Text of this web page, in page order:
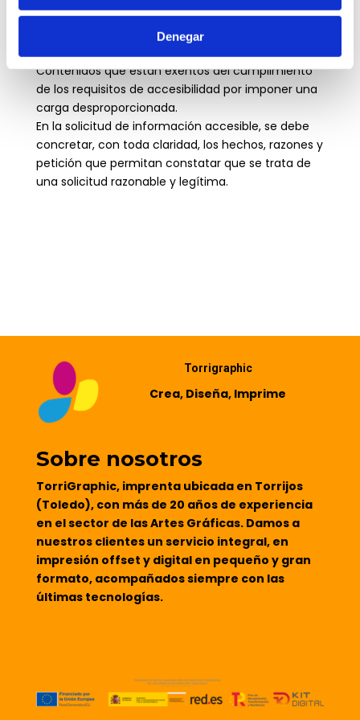
Denegar
Contenidos que están excluidos del ámbito de
aplicación del RD 1112/2018 según lo establecido por
el artículo 3, apartado 4.
Contenidos que están exentos del cumplimiento
de los requisitos de accesibilidad por imponer una
carga desproporcionada.
En la solicitud de información accesible, se debe
concretar, con toda claridad, los hechos, razones y
petición que permitan constatar que se trata de
una solicitud razonable y legítima.
Torrigraphic
Crea, Diseña, Imprime
Sobre nosotros
TorriGraphic, imprenta ubicada en Torrijos
(Toledo), con más de 20 años de experiencia
en el sector de las Artes Gráficas. Damos a
nuestros clientes un servicio integral, en
impresión offset y digital en pequeño y gran
formato, acompañados siempre con las
últimas tecnologías.